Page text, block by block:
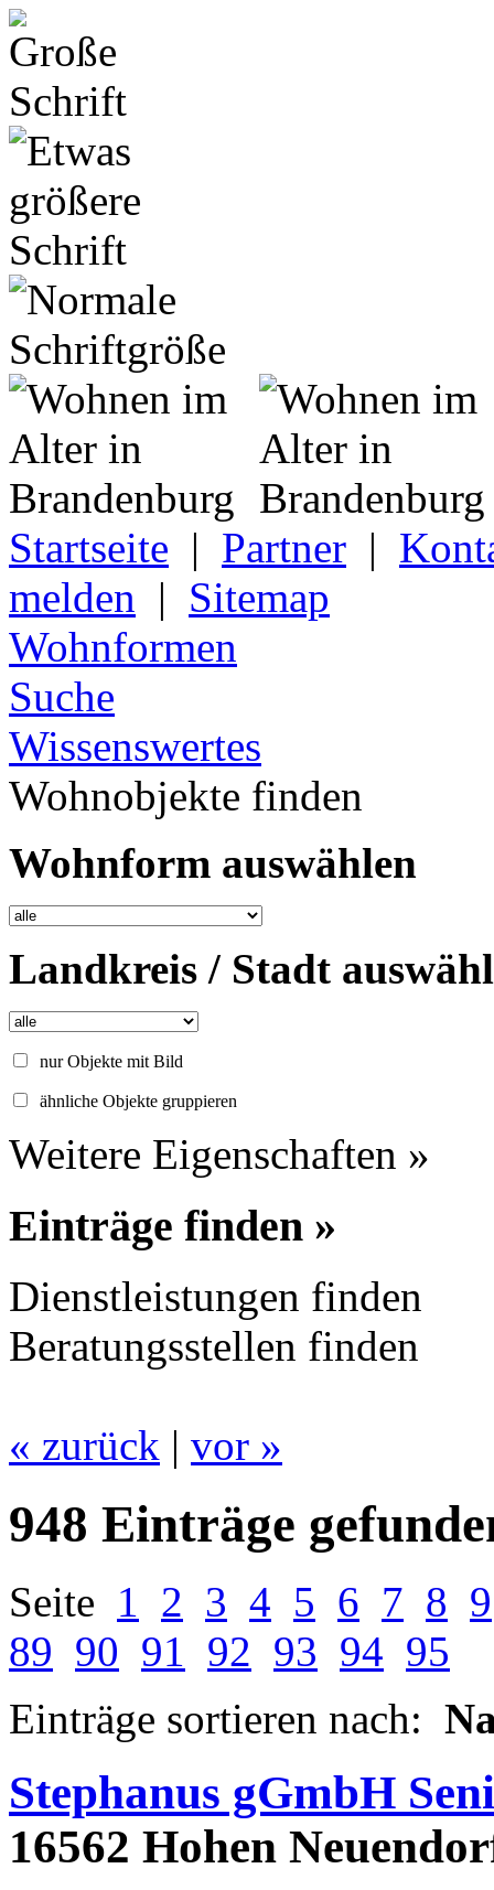
Startseite | Partner |
melden | Sitemap
Wohnformen
Suche
Wissenswertes
Wohnobjekte finden
Wohnform auswählen
Landkreis / Stadt
nur Objekte mit Bild
ähnliche Objekte gruppieren
Weitere Eigenschaften »
Einträge finden »
Dienstleistungen finden
Beratungsstellen finden
« zurück | vor »
948 Einträge
Seite 1 2 3 4 5 6 7 8 9
89 90 91 92 93 94 95
Einträge sortieren nach:
Stephanus gGmbH
16562 Hohen